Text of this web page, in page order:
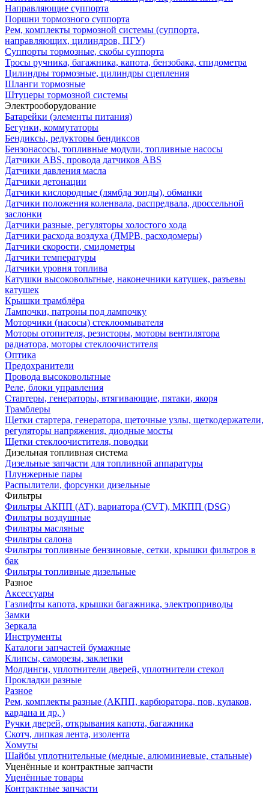
Направляющие суппорта
Поршни тормозного суппорта
Рем, комплекты тормозной системы (суппорта,
направляющих, цилиндров, ПГУ)
Суппорты тормозные, скобы суппорта
Тросы ручника, багажника, капота, бензобака, спидометра
Цилиндры тормозные, цилиндры сцепления
Шланги тормозные
Штуцеры тормозной системы
Электрооборудование
Батарейки (элементы питания)
Бегунки, коммутаторы
Бендиксы, редукторы бендиксов
Бензонасосы, топливные модули, топливные насосы
Датчики ABS, провода датчиков ABS
Датчики давления масла
Датчики детонации
Датчики кислородные (лямбда зонды), обманки
Датчики положения коленвала, распредвала, дроссельной
заслонки
Датчики разные, регуляторы холостого хода
Датчики расхода воздуха (ДМРВ, расходомеры)
Датчики скорости, смидометры
Датчики температуры
Датчики уровня топлива
Катушки высоковольтные, наконечники катушек, разъевы
катушек
Крышки трамблёра
Лампочки, патроны под лампочку
Моторчики (насосы) стеклоомывателя
Моторы отопителя, резисторы, моторы вентилятора
радиатора, моторы стеклоочистителя
Оптика
Предохранители
Провода высоковольтные
Реле, блоки управления
Стартеры, генераторы, втягивающие, пятаки, якоря
Трамблеры
Щетки стартера, генератора, щеточные узлы, щеткодержатели,
регуляторы напряжения, диодные мосты
Щетки стеклоочистителя, поводки
Дизельная топливная система
Дизельные запчасти для топливной аппаратуры
Плунжерные пары
Распылители, форсунки дизельные
Фильтры
Фильтры АКПП (AT), вариатора (CVT), МКПП (DSG)
Фильтры воздушные
Фильтры масляные
Фильтры салона
Фильтры топливные бензиновые, сетки, крышки фильтров в
бак
Фильтры топливные дизельные
Разное
Аксесcуары
Газлифты капота, крышки багажника, электроприводы
Замки
Зеркала
Инструменты
Каталоги запчастей бумажные
Клипсы, саморезы, заклепки
Молдинги, уплотнители дверей, уплотнители стекол
Прокладки разные
Разное
Рем, комплекты разные (АКПП, карбюратора, пов, кулаков,
кардана и др, )
Ручки дверей, открывания капота, багажника
Скотч, липкая лента, изолента
Хомуты
Шайбы уплотнительные (медные, алюминиевые, стальные)
Уценённые и контрактные запчасти
Уценённые товары
Контрактные запчасти